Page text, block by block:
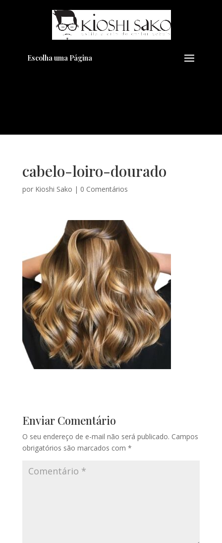
Escolha uma Página
cabelo-loiro-dourado
por Kioshi Sako | 0 Comentários
Enviar Comentário
O seu endereço de e-mail não será publicado. Campos
obrigatórios são marcados com *
Pensando em transformar seu
Visual??